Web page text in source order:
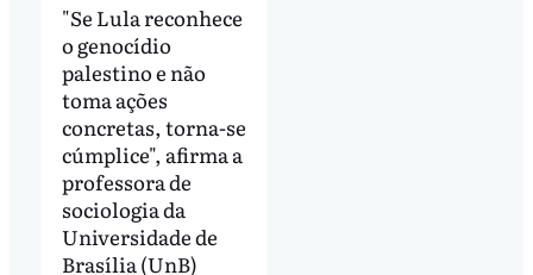
"Se Lula reconhece
o genocídio
palestino e não
toma ações
concretas, torna-se
cúmplice", afirma a
professora de
sociologia da
Universidade de
Brasília (UnB)